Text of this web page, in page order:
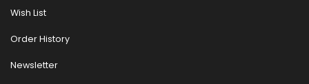
Wish List
Order History
Newsletter